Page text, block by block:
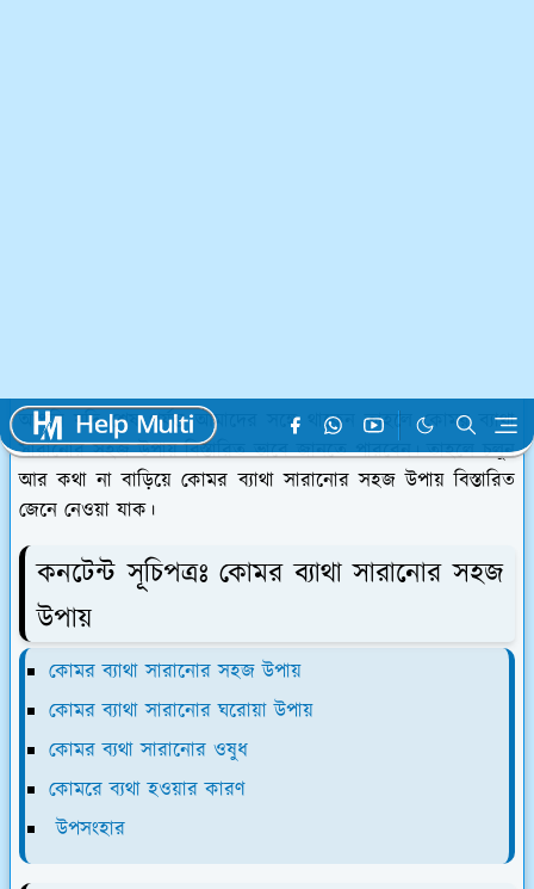
আপনি যদি শেষ পর্যন্ত আমাদের সঙ্গে থাকেন তাহলে কোমর ব্যাথা
সারানোর সহজ উপায় বিস্তারিত ভাবে জানতে পারবেন। তাহলে চলুন
আর কথা না বাড়িয়ে কোমর ব্যাথা সারানোর সহজ উপায় বিস্তারিত
জেনে নেওয়া যাক।
কনটেন্ট সূচিপত্রঃ কোমর ব্যাথা সারানোর সহজ
উপায়
কোমর ব্যাথা সারানোর সহজ উপায়
কোমর ব্যাথা সারানোর ঘরোয়া উপায়
কোমর ব্যথা সারানোর ওষুধ
কোমরে ব্যথা হওয়ার কারণ
উপসংহার